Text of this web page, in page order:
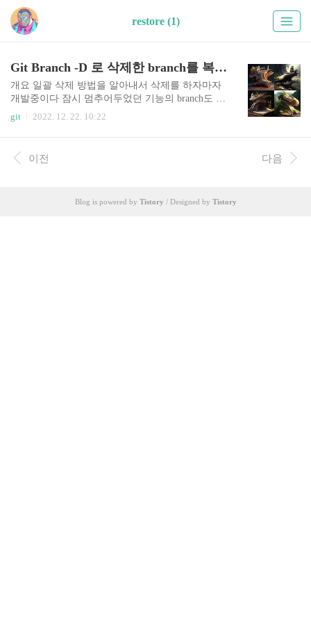
restore (1)
Git Branch -D 로 삭제한 branch를 복원하려면
개요 일괄 삭제 방법을 알아내서 삭제를 하자마자
개발중이다 잠시 멈추어두었던 기능의 branch도 삭
제했다는 것을 알았다. TL;DR 참고 링크: https://sta
ckoverflow.com/a/3640806/6513756 $ git reflog --all
flog 는 local repository에서의 git 작업의 기록이라
고 보면 되겠다. 각종 명령에서 특정 지점을 명시할
을 수 있다. 그 지점의 왼쪽 노란색 hash 값을 저장
git 2022. 12. 22. 10:22
이전 다음
Blog is powered by Tistory / Designed by Tistory